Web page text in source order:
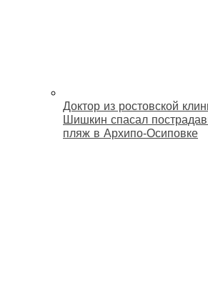
Доктор из ростовской
Шишкин спасал
пляж в Архипо‑Осиповке